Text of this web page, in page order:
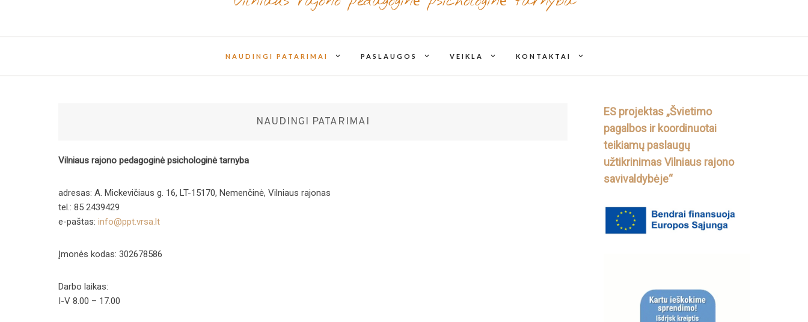
NAUDINGI PATARIMAI
childPASLAUGOS
childVEIKLA
childKONTAKTAI
child
NAUDINGI PATARIMAI
Vilniaus rajono pedagoginė psichologinė tarnyba
adresas: A. Mickevičiaus g. 16, LT-15170, Nemenčinė, Vilniaus rajonas
tel.: 85 2439429
e-paštas:info@ppt.vrsa.lt
Įmonės kodas: 302678586
Darbo laikas:
I-V 8.00 – 17.00
ES projektas „Švietimo
pagalbos ir koordinuotai
teikiamų paslaugų
užtikrinimas Vilniaus rajono
savivaldybėje“